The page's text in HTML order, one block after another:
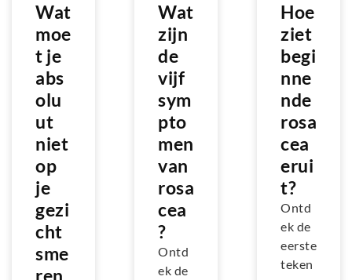
Wat
moe
t je
abs
olu
ut
niet
op
je
gezi
cht
sme
ren
Wat
zijn
de
vijf
sym
pto
men
van
rosa
cea
?
Ontd
ek de
Hoe
ziet
begi
nne
nde
rosa
cea
erui
t?
Ontd
ek de
eerste
teken